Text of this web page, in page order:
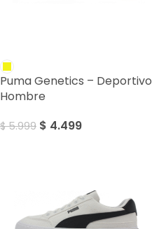
Puma Genetics – Deportivo
Hombre
$5.999 $ 4.499